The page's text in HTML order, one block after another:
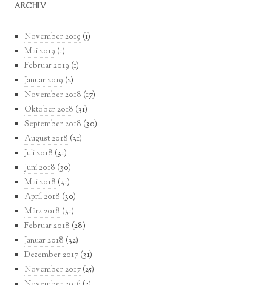
ARCHIV
November 2019 (1)
Mai 2019 (1)
Februar 2019 (1)
Januar 2019 (2)
November 2018 (17)
Oktober 2018 (31)
September 2018 (30)
August 2018 (31)
Juli 2018 (31)
Juni 2018 (30)
Mai 2018 (31)
April 2018 (30)
März 2018 (31)
Februar 2018 (28)
Januar 2018 (32)
Dezember 2017 (31)
November 2017 (25)